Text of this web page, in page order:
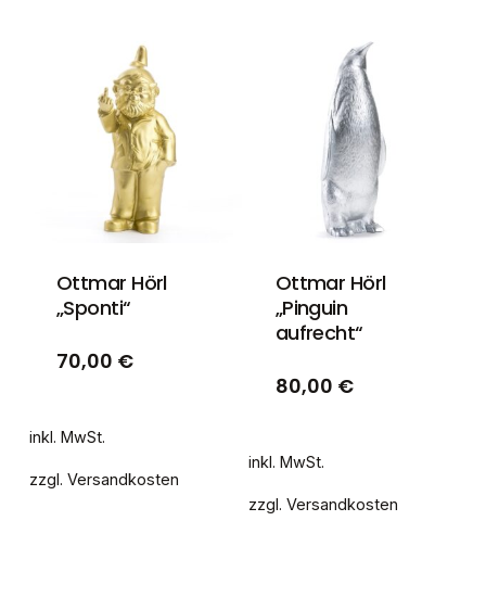
Ottmar Hörl
„Sponti“
70,00 €
inkl. MwSt.
zzgl. Versandkosten
Ottmar Hörl
„Pinguin
aufrecht“
80,00 €
inkl. MwSt.
zzgl. Versandkosten